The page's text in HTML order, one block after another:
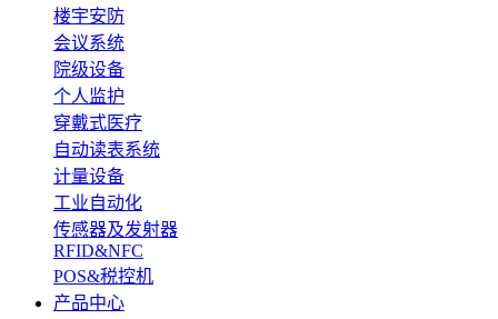
楼宇安防
会议系统
院级设备
个人监护
穿戴式医疗
自动读表系统
计量设备
工业自动化
传感器及发射器
RFID&NFC
POS&税控机
产品中心